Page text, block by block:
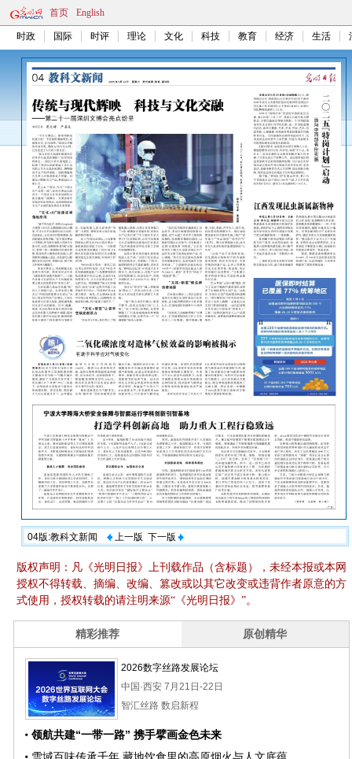
首页 English
时政 国际 时评 理论 文化 科技 教育 经济 生活
04版:教科文新闻 上一版 下一版
版权声明：凡《光明日报》上刊载作品（含标题），未经本报或本网
授权不得转载、摘编、改编、篡改或以其它改变或违背作者原意的方
式使用，授权转载的请注明来源“《光明日报》”。